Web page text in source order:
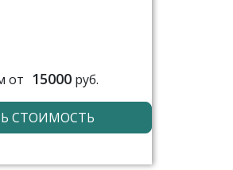
от 15000руб.
СТОИМОСТЬ